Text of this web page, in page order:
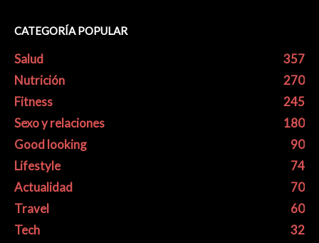
CATEGORÍA POPULAR
Salud
357
Nutrición
270
Fitness
245
Sexo y relaciones
180
Good looking
90
Lifestyle
74
Actualidad
70
Travel
60
Tech
32